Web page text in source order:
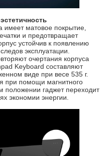
имеет матовое покрытие,
и предотвращает
устойчив к появлению
эксплуатации.
очертания корпуса
Keyboard составляют
виде при весе 535 г.
при помощи магнитного
положении гаджет переходит
экономии энергии.